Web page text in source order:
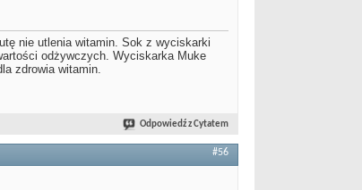
nie utlenia witamin. Sok z wyciskarki
odżywczych. Wyciskarka Muke
zdrowia witamin.
Odpowiedź z Cytatem
#56